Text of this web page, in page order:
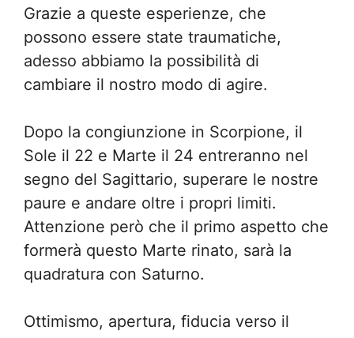
Grazie a queste esperienze, che
possono essere state traumatiche,
adesso abbiamo la possibilità di
cambiare il nostro modo di agire.
Dopo la congiunzione in Scorpione, il
Sole il 22 e Marte il 24 entreranno nel
segno del Sagittario, superare le nostre
paure e andare oltre i propri limiti.
Attenzione però che il primo aspetto che
formerà questo Marte rinato, sarà la
quadratura con Saturno.
Ottimismo, apertura, fiducia verso il